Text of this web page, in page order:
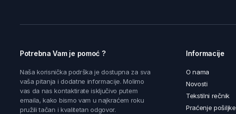
Potrebna Vam je pomoć ?
Naša korisnička podrška je dostupna za sva
vaša pitanja i dodatne informacije. Molimo
vas da nas kontaktirate isključivo putem
emaila, kako bismo vam u najkraćem roku
pružili tačan i kvalitetan odgovor.
Informacije
O nama
Novosti
Tekstilni rečnik
Praćenje pošiljke